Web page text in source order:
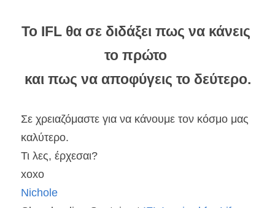
Το IFL θα σε διδάξει πως να κάνεις
το πρώτο
και πως να αποφύγεις το δεύτερο.
Σε χρειαζόμαστε για να κάνουμε τον κόσμο μας
καλύτερο.
Τι λες, έρχεσαι?
xoxo
Nichole